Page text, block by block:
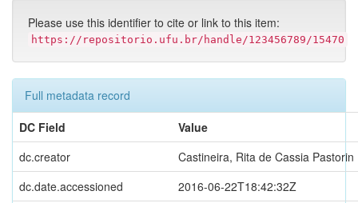
Please use this identifier to cite or link to this item:
https://repositorio.ufu.br/handle/123456789/15470
Full metadata record
DC Field
Value
dc.creator
Castineira, Rita de Cassia Pastorin
dc.date.accessioned
2016-06-22T18:42:32Z